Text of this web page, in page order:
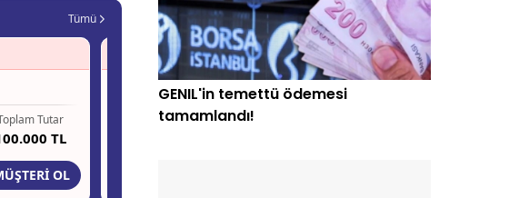
GENIL'in temettü ödemesi
tamamlandı!